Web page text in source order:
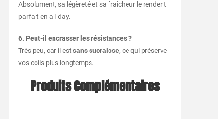
Absolument, sa légèreté et sa fraîcheur le rendent
parfait en all-day.
6. Peut-il encrasser les résistances ?
Très peu, car il est sans sucralose, ce qui préserve
vos coils plus longtemps.
Produits Complémentaires